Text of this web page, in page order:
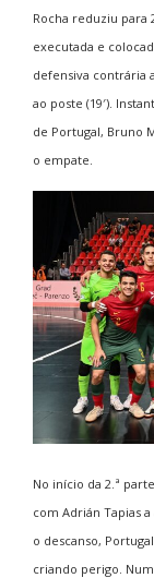
Rocha reduziu
executada e
defensiva contrária
ao poste (19′).
de Portugal, Bruno
o empate.
No início da 2.ª
com Adrián Tapias
o descanso,
criando perigo.